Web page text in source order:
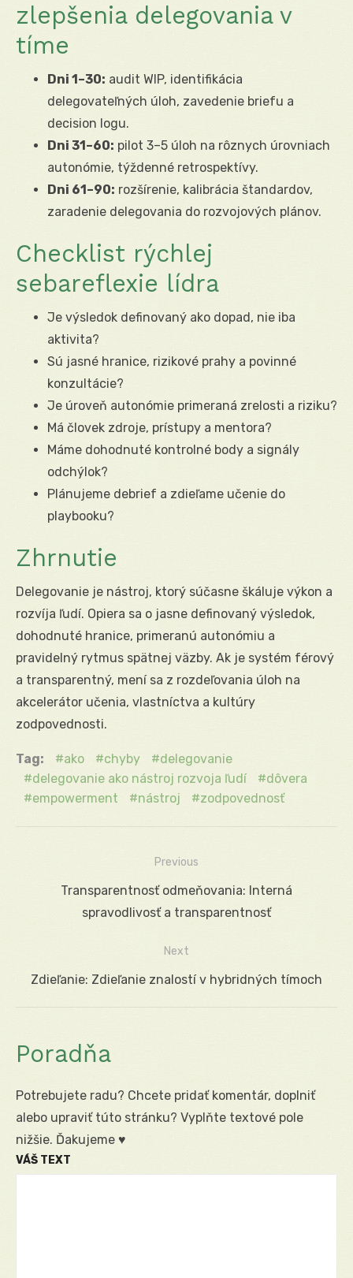
zlepšenia delegovania v
tíme
Dni 1–30: audit WIP, identifikácia
delegovateľných úloh, zavedenie briefu a
decision logu.
Dni 31–60: pilot 3–5 úloh na rôznych úrovniach
autonómie, týždenné retrospektívy.
Dni 61–90: rozšírenie, kalibrácia štandardov,
zaradenie delegovania do rozvojových plánov.
Checklist rýchlej
sebareflexie lídra
Je výsledok definovaný ako dopad, nie iba
aktivita?
Sú jasné hranice, rizikové prahy a povinné
konzultácie?
Je úroveň autonómie primeraná zrelosti a riziku?
Má človek zdroje, prístupy a mentora?
Máme dohodnuté kontrolné body a signály
odchýlok?
Plánujeme debrief a zdieľame učenie do
playbooku?
Zhrnutie
Delegovanie je nástroj, ktorý súčasne škáluje výkon a
rozvíja ľudí. Opiera sa o jasne definovaný výsledok,
dohodnuté hranice, primeranú autonómiu a
pravidelný rytmus spätnej väzby. Ak je systém férový
a transparentný, mení sa z rozdeľovania úloh na
akcelerátor učenia, vlastníctva a kultúry
zodpovednosti.
Tag: ako chyby
delegovanie
delegovanie ako nástroj rozvoja ľudí
dôvera
empowerment
nástroj zodpovednosť
Navigácia
Previous
PreviousTransparentnosť odmeňovania: Interná
spravodlivosť a transparentnosť
Next
Next
Zdieľanie: Zdieľanie znalostí v hybridných tímoch
Poradňa
Potrebujete radu? Chcete pridať komentár, doplniť
alebo upraviť túto stránku? Vyplňte textové pole
nižšie. Ďakujeme ♥
VÁŠ TEXT